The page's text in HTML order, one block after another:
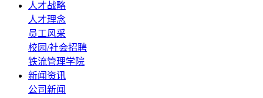
人才战略
人才理念
员工风采
校园/社会招聘
铁流管理学院
新闻资讯
公司新闻